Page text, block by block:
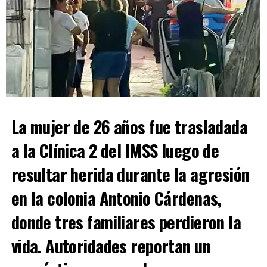
ALCANCE SOBRE EL PERIFÉRICO EN SALTILLO
maniobras para retirar los vehículos involucrados.
Pese a lo aparatoso del accidente, las autoridades
confirmaron queninguno de los conductores resultó
lesionado
. El presunto responsable manifestóasumir
los daños ocasionados tanto al vehículo afectado
como a la luminaria derribada, por lo queambas partes
unidades y la circulación fue reabierta.
La mujer de 26 años fue trasladada
a la Clínica 2 del IMSS luego de
resultar herida durante la agresión
en la colonia Antonio Cárdenas,
donde tres familiares perdieron la
vida. Autoridades reportan un